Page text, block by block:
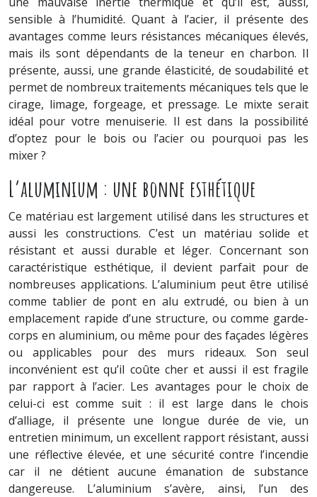
sensible à l’humidité. Quant à l’acier, il présente des
avantages comme leurs résistances mécaniques élevés,
mais ils sont dépendants de la teneur en charbon. Il
présente, aussi, une grande élasticité, de soudabilité et
permet de nombreux traitements mécaniques tels que le
cirage, limage, forgeage, et pressage. Le mixte serait
idéal pour votre menuiserie. Il est dans la possibilité
d’optez pour le bois ou l’acier ou pourquoi pas les
mixer ?
L’aluminium : une bonne esthétique
Ce matériau est largement utilisé dans les structures et
aussi les constructions. C’est un matériau solide et
résistant et aussi durable et léger. Concernant son
caractéristique esthétique, il devient parfait pour de
nombreuses applications. L’aluminium peut être utilisé
comme tablier de pont en alu extrudé, ou bien à un
emplacement rapide d’une structure, ou comme garde-
corps en aluminium, ou même pour des façades légères
ou applicables pour des murs rideaux. Son seul
inconvénient est qu’il coûte cher et aussi il est fragile
par rapport à l’acier. Les avantages pour le choix de
celui-ci est comme suit : il est large dans le chois
d’alliage, il présente une longue durée de vie, un
entretien minimum, un excellent rapport résistant, aussi
une réflective élevée, et une sécurité contre l’incendie
car il ne détient aucune émanation de substance
dangereuse. L’aluminium s’avère, ainsi, l’un des